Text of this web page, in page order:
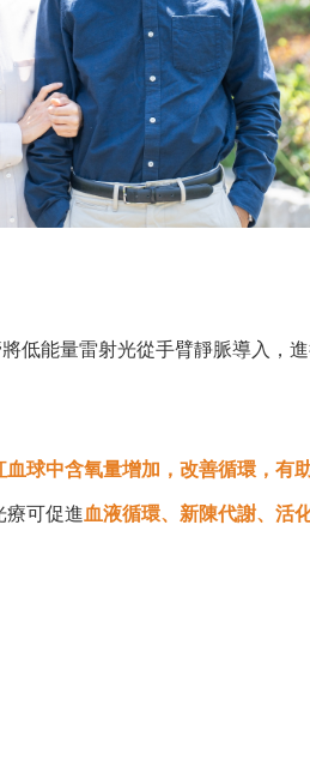
低能量雷射光從手臂靜脈導入，
血球中含氧量增加，改善循環，有
療可促進血液循環、新陳代謝、活